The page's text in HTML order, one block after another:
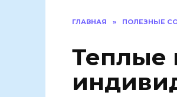
ГЛАВНАЯ » ПОЛЕЗНЫЕ
Теплые